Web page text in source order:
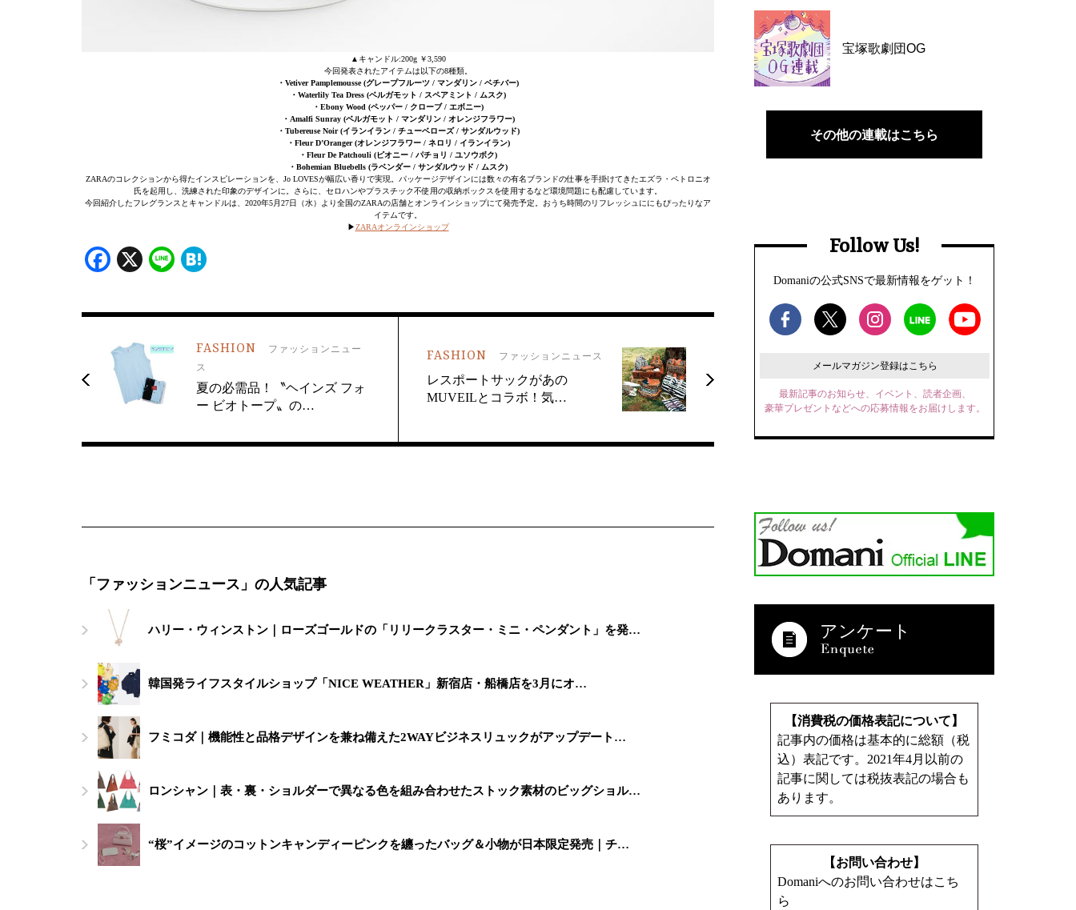
▲キャンドル:200g ￥3,590
今回発表されたアイテムは以下の8種類。
・Vetiver Pamplemousse (グレープフルーツ / マンダリン / ベチバー)
・Waterlily Tea Dress (ベルガモット / スペアミント / ムスク)
・Ebony Wood (ペッパー / クローブ / エボニー)
・Amalfi Sunray (ベルガモット / マンダリン / オレンジフラワー)
・Tubereuse Noir (イランイラン / チューベローズ / サンダルウッド)
・Fleur D’Oranger (オレンジフラワー / ネロリ / イランイラン)
・Fleur De Patchouli (ピオニー / パチョリ / ユソウボク)
・Bohemian Bluebells (ラベンダー / サンダルウッド / ムスク)
ZARAのコレクションから得たインスピレーションを、Jo LOVESが幅広い香りで実現。パッケージデザインには数々の有名ブランドの仕事を手掛けてきたエズラ・ペトロニオ
氏を起用し、洗練された印象のデザインに。さらに、セロハンやプラスチック不使用の収納ボックスを使用するなど環境問題にも配慮しています。
今回紹介したフレグランスとキャンドルは、2020年5月27日（水）より全国のZARAの店舗とオンラインショップにて発売予定。おうち時間のリフレッシュににもぴったりなア
イテムです。
▶︎ZARAオンラインショップ
Facebook
X Line
FASHION
ファッションニュー
ス
夏の必需品！〝ヘインズ フォ
ー ビオトープ〟の…
FASHION ファッションニュース
レスポートサックがあの
MUVEILとコラボ！気…
「ファッションニュース」の人気記事
ハリー・ウィンストン｜ローズゴールドの「リリークラスター・ミニ・ペンダント」を発…
韓国発ライフスタイルショップ「NICE WEATHER」新宿店・船橋店を3月にオ…
フミコダ｜機能性と品格デザインを兼ね備えた2WAYビジネスリュックがアップデート…
ロンシャン｜表・裏・ショルダーで異なる色を組み合わせたストック素材のビッグショル…
“桜”イメージのコットンキャンディーピンクを纏ったバッグ＆小物が日本限定発売｜チ…
宝塚歌劇団OG
その他の連載はこちら
Follow Us!
Domaniの公式SNSで最新情報をゲット！
メールマガジン登録はこちら
最新記事のお知らせ、イベント、読者企画、
豪華プレゼントなどへの応募情報をお届けします。
アンケート
【消費税の価格表記について】
記事内の価格は基本的に総額（税
込）表記です。2021年4月以前の
記事に関しては税抜表記の場合も
あります。
【お問い合わせ】
Domaniへのお問い合わせはこち
ら